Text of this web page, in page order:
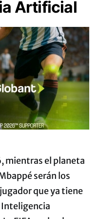
Artificial
mientras el planeta
serán los
que ya tiene